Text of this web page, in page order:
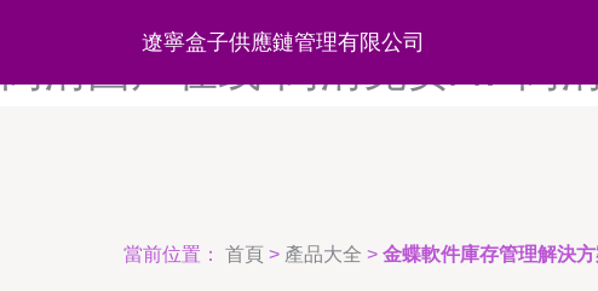
高清A级毛片-高清岛国AV-高
遼寧盒子供應鏈管理有限公司
當前位置： 首頁 > 產品大全 > 金蝶軟件庫存管理解決